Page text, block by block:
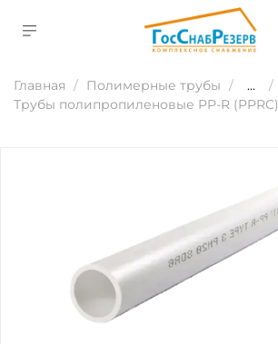
Главная Полимерные трубы
...
Трубы полипропиленовые PP-R (PPRC)